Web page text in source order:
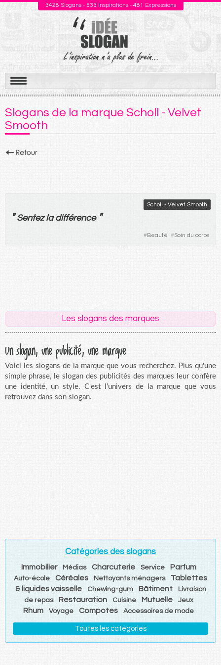
3428 Slogans - 533 Inspirations - 481 Expressions
Aller
au
contenu
Slogans de la marque Scholl - Velvet
Smooth
Scholl - Velvet Smooth
" Sentez la différence "
#Beauté #Soin du corps
Les slogans des marques
Un slogan, une publicité, une marque
Voici les slogans de la marque que vous recherchez. Plus qu'une
simple phrase, le slogan des publicités des marques leur confère
une identité, un style. C'est l'univers de la marque que vous
retrouvez dans son slogan.
Catégories des slogans
Immobilier Médias Charcuterie Service Parfum
Auto-école Céréales Nettoyants ménagers
Tablettes
& liquides vaisselle
Chewing-gum Bâtiment
Livraison
de repas
Restauration Cuisine Mutuelle Jeux
Rhum Voyage Compotes Accessoires de mode
Toutes les catégories